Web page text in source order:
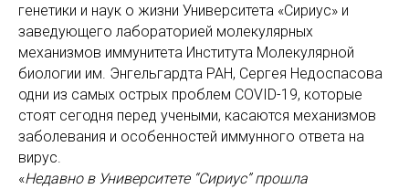
генетики и наук о жизни Университета «Сириус» и
заведующего лабораторией молекулярных
механизмов иммунитета Института Молекулярной
биологии им. Энгельгардта РАН, Сергея Недоспасова
одни из самых острых проблем COVID-19, которые
стоят сегодня перед учеными, касаются механизмов
заболевания и особенностей иммунного ответа на
вирус.
«Недавно в Университете “Сириус” прошла